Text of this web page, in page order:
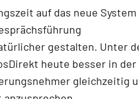
auf das neue System
gestalten. Unter
heute besser in der
gleichzeitig